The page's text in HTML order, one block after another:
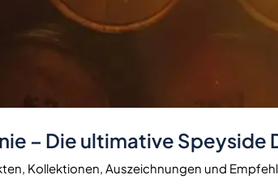
– Die ultimative Speyside
Kollektionen, Auszeichnungen und